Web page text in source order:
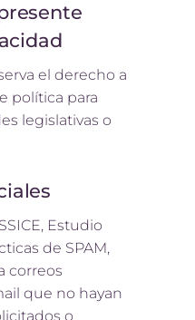
el derecho a
política para
legislativas o
Estudio
de SPAM,
correos
que no hayan
o